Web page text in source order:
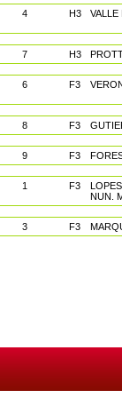
4 H3 VALLE
7 H3
6 F3
8 F3
9 F3
1 F3
NUN.
3 F3